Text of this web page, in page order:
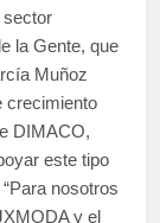
sector
la Gente, que
Muñoz
crecimiento
DIMACO,
este tipo
nosotros
y el